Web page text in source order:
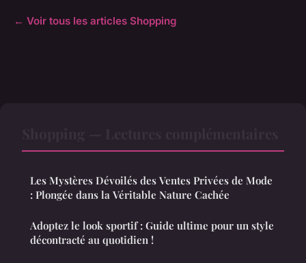
← Voir tous les articles Shopping
Les Mystères Dévoilés des Ventes Privées de Mode
: Plongée dans la Véritable Nature Cachée
Adoptez le look sportif : Guide ultime pour un style
décontracté au quotidien !